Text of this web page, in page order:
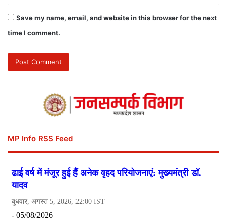
Save my name, email, and website in this browser for the next
time I comment.
MP Info RSS Feed